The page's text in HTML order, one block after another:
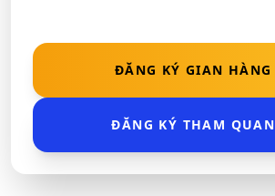
ĐĂNG KÝ GIAN HÀNG
ĐĂNG KÝ THAM QUAN